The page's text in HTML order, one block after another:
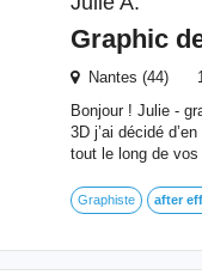
Graphic
Nantes (44)
Bonjour ! Julie -
3D j’ai décidé
tout le long de
Graphiste after